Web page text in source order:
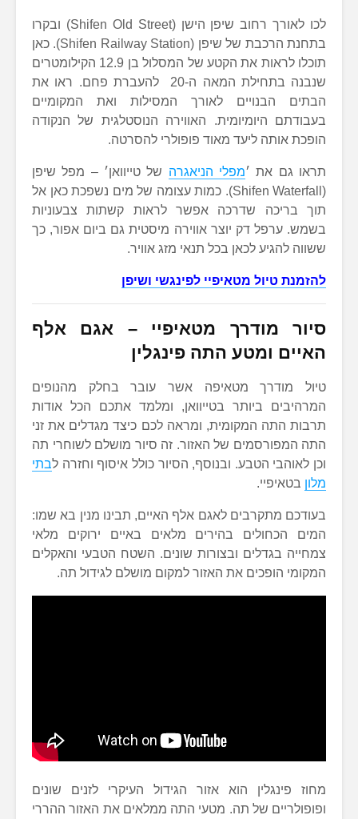
לכו לאורך רחוב שיפן הישן (Shifen Old Street) ובקרו
בתחנת הרכבת של שיפן (Shifen Railway Station). כאן
תוכלו לראות את הקטע של המסלול בן 12.9 הקילומטרים
שנבנה בתחילת המאה ה-20 להעברת פחם. ראו את
הבתים הבנויים לאורך המסילות ואת המקומיים
בעבודתם היומיומית. האווירה הנוסטלגית של הנקודה
הופכת אותה ליעד מאוד פופולרי להסרטה.
תראו גם את ׳מפלי הניאגרה של טייוואן׳ – מפל שיפן
(Shifen Waterfall). כמות עצומה של מים נשפכת כאן אל
תוך בריכה שדרכה אפשר לראות קשתות צבעוניות
בשמש. ערפל דק יוצר אווירה מיסטית גם ביום אפור, כך
ששווה להגיע לכאן בכל תנאי מזג אוויר.
להזמנת טיול מטאיפיי לפינגשי ושיפן
סיור מודרך מטאיפיי – אגם אלף
האיים ומטע התה פינגלין
טיול מודרך מטאיפה אשר עובר בחלק מהנופים
המרהיבים ביותר בטייוואן, ומלמד אתכם הכל אודות
תרבות התה המקומית, ומראה לכם כיצד מגדלים את זני
התה המפורסמים של האזור. זה סיור מושלם לשוחרי תה
וכן לאוהבי הטבע. ובנוסף, הסיור כולל איסוף וחזרה לבתי
מלון בטאיפיי.
בעודכם מתקרבים לאגם אלף האיים, תבינו מנין בא שמו:
המים הכחולים בהירים מלאים באיים ירוקים מלאי
צמחייה בגדלים ובצורות שונים. השטח הטבעי והאקלים
המקומי הופכים את האזור למקום מושלם לגידול תה.
מחוז פינגלין הוא אזור הגידול העיקרי לזנים שונים
ופופולריים של תה. מטעי התה ממלאים את האזור ההררי